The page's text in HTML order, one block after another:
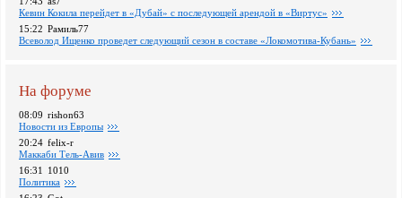
Кевин Кокила перейдет в «Дубай» с последующей арендой в «Виртус»
15:22 Рамиль77
Всеволод Ищенко проведет следующий сезон в составе «Локомотива-Кубань»
На форуме
08:09 rishon63
Новости из Европы
20:24 felix-r
Маккаби Тель-Авив
16:31
1010
Политика